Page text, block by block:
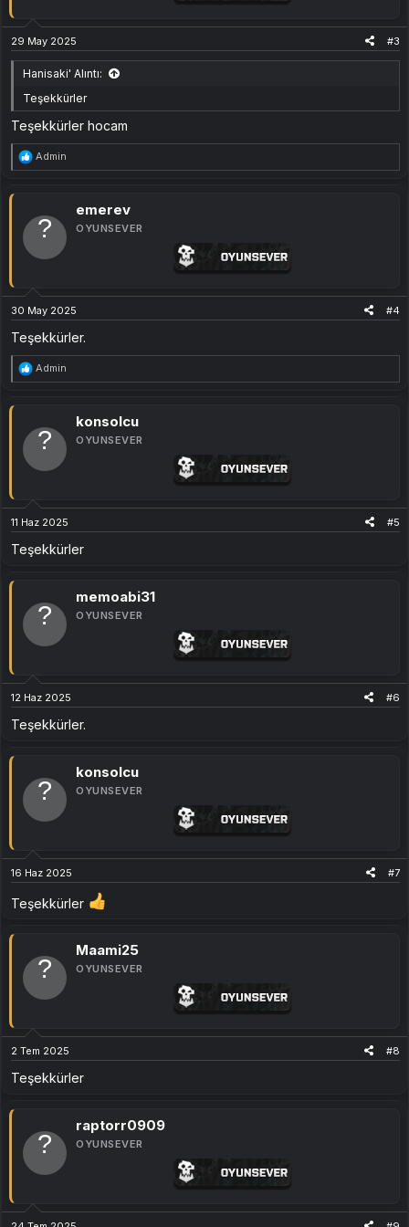
29 May 2025 #3
Hanisaki' Alıntı:
Teşekkürler
Teşekkürler hocam
T
e
l
:
Admin
emerev
OYUNSEVER
30 May 2025 #4
Teşekkürler.
T
e
l
:
Admin
konsolcu
OYUNSEVER
11 Haz 2025 #5
Teşekkürler
memoabi31
OYUNSEVER
12 Haz 2025 #6
Teşekkürler.
konsolcu
OYUNSEVER
16 Haz 2025 #7
Teşekkürler
Maami25
OYUNSEVER
2 Tem 2025 #8
Teşekkürler
raptorr0909
OYUNSEVER